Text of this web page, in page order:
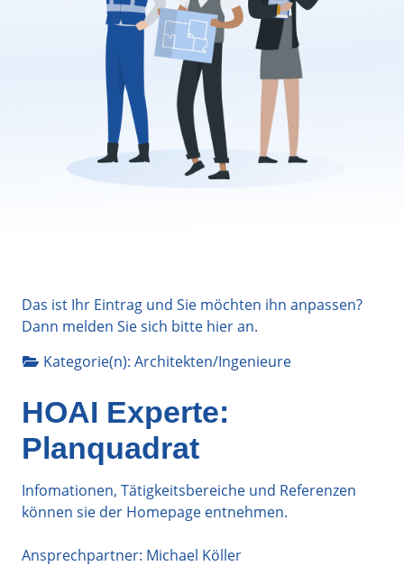
Das ist Ihr Eintrag und Sie möchten ihn anpassen?
Dann melden Sie sich bitte hieran.
Kategorie(n): Architekten/Ingenieure
HOAI Experte:
Planquadrat
Infomationen, Tätigkeitsbereiche und Referenzen
können sie der Homepage entnehmen.
Ansprechpartner: Michael Köller